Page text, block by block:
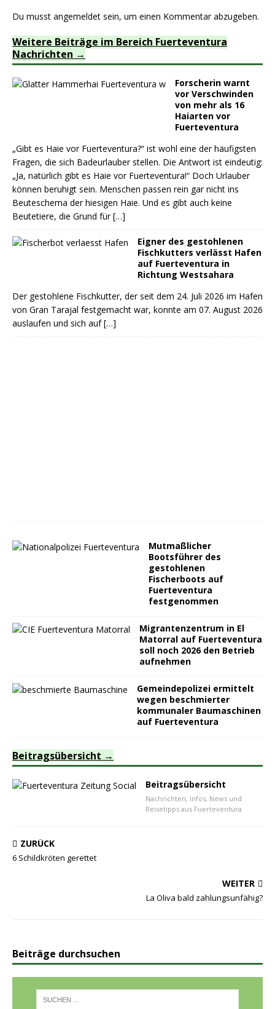
Du musst angemeldet sein, um einen Kommentar abzugeben.
Weitere Beiträge im Bereich Fuerteventura
Nachrichten
Forscherin warnt
vor Verschwinden
von mehr als 16
Haiarten vor
Fuerteventura
„Gibt es Haie vor Fuerteventura?“ ist wohl eine der häufigsten
Fragen, die sich Badeurlauber stellen. Die Antwort ist eindeutig:
„Ja, natürlich gibt es Haie vor Fuerteventura!“ Doch Urlauber
können beruhigt sein. Menschen passen rein gar nicht ins
Beuteschema der hiesigen Haie. Und es gibt auch keine
Beutetiere, die Grund für[…]
Eigner des gestohlenen
Fischkutters verlässt Hafen
auf Fuerteventura in
Richtung Westsahara
Der gestohlene Fischkutter, der seit dem 24. Juli 2026 im Hafen
von Gran Tarajal festgemacht war, konnte am 07. August 2026
auslaufen und sich auf[…]
Mutmaßlicher
Bootsführer des
gestohlenen
Fischerboots auf
Fuerteventura
festgenommen
Migrantenzentrum in El
Matorral auf Fuerteventura
soll noch 2026 den Betrieb
aufnehmen
Gemeindepolizei ermittelt
wegen beschmierter
kommunaler Baumaschinen
auf Fuerteventura
Beitragsübersicht
Beitragsübersicht
Nachrichten, Infos, News und
Reisetipps aus Fuerteventura
ZURÜCK
6 Schildkröten gerettet
WEITER
La Oliva bald zahlungsunfähig?
Beiträge durchsuchen